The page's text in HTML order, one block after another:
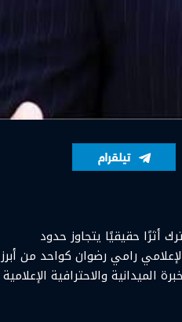
أثرًا حقيقيًا يتجاوز حدود
رامي رضوان كواحد من أبرز
والاحترافية الإعلامية